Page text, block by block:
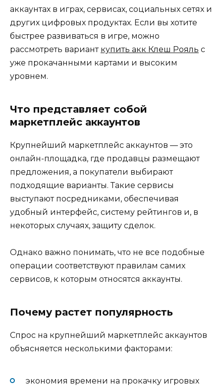
аккаунтах в играх, сервисах, социальных сетях и
других цифровых продуктах. Если вы хотите
быстрее развиваться в игре, можно
рассмотреть вариант купить акк Клеш Рояль с
уже прокачанными картами и высоким
уровнем.
Что представляет собой
маркетплейс аккаунтов
Крупнейший маркетплейс аккаунтов — это
онлайн-площадка, где продавцы размещают
предложения, а покупатели выбирают
подходящие варианты. Такие сервисы
выступают посредниками, обеспечивая
удобный интерфейс, систему рейтингов и, в
некоторых случаях, защиту сделок.
Однако важно понимать, что не все подобные
операции соответствуют правилам самих
сервисов, к которым относятся аккаунты.
Почему растет популярность
Спрос на крупнейший маркетплейс аккаунтов
объясняется несколькими факторами:
экономия времени на прокачку игровых